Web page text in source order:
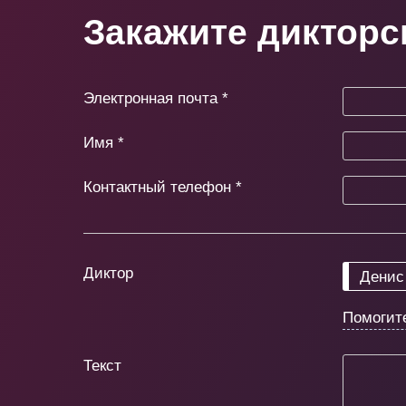
Закажите
Электронная почта *
Имя *
Контактный телефон *
Диктор
Текст